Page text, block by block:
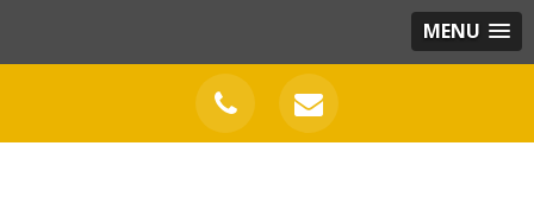
MENU